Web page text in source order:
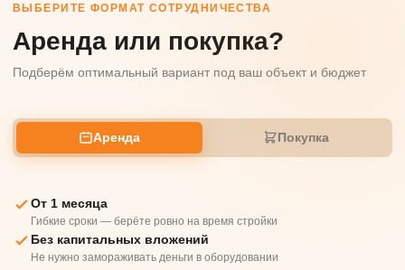
ВЫБЕРИТЕ ФОРМАТ СОТРУДНИЧЕСТВА
Аренда или покупка?
Подберём оптимальный вариант под ваш объект и бюджет
Аренда Покупка
От 1 месяца
Гибкие сроки — берёте ровно на время стройки
Без капитальных вложений
Не нужно замораживать деньги в оборудовании